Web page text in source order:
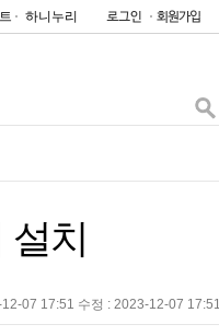
하니누리
설치
07 17:51 수정 : 2023-12-07 17:51